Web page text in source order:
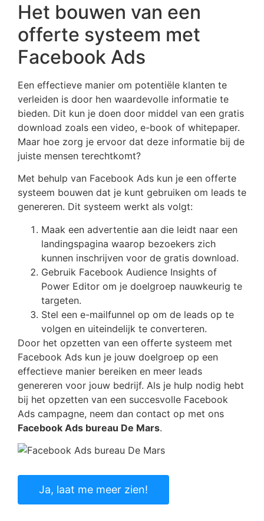
Het bouwen van een
offerte systeem met
Facebook Ads
Een effectieve manier om potentiële klanten te
verleiden is door hen waardevolle informatie te
bieden. Dit kun je doen door middel van een gratis
download zoals een video, e-book of whitepaper.
Maar hoe zorg je ervoor dat deze informatie bij de
juiste mensen terechtkomt?
Met behulp van Facebook Ads kun je een offerte
systeem bouwen dat je kunt gebruiken om leads te
genereren. Dit systeem werkt als volgt:
Maak een advertentie aan die leidt naar een
landingspagina waarop bezoekers zich
kunnen inschrijven voor de gratis download.
Gebruik Facebook Audience Insights of
Power Editor om je doelgroep nauwkeurig te
targeten.
Stel een e-mailfunnel op om de leads op te
volgen en uiteindelijk te converteren.
Door het opzetten van een offerte systeem met
Facebook Ads kun je jouw doelgroep op een
effectieve manier bereiken en meer leads
genereren voor jouw bedrijf. Als je hulp nodig hebt
bij het opzetten van een succesvolle Facebook
Ads campagne, neem dan contact op met ons
Facebook Ads bureau De Mars.
Ja, laat me meer zien!